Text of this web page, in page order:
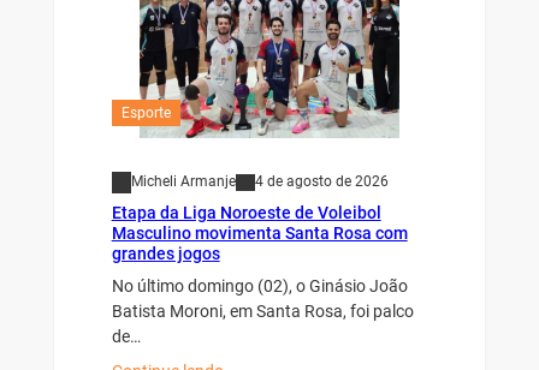
Esporte
Micheli Armanje 4 de agosto de 2026
Etapa da Liga Noroeste de Voleibol
Masculino movimenta Santa Rosa com
grandes jogos
No último domingo (02), o Ginásio João
Batista Moroni, em Santa Rosa, foi palco
de…